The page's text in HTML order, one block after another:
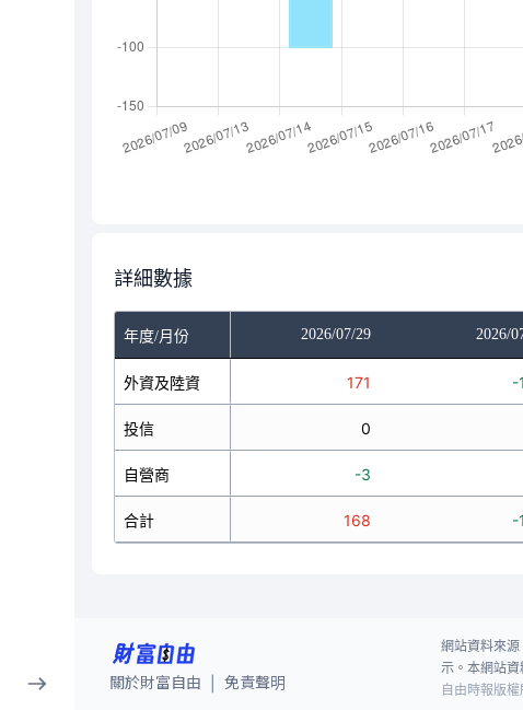
詳細數據
年度/月份
2026/07/28 2026/07/29 2026/
外資及陸資
投信
自營商
合計
188 171 -
0
-3
168 -
關於財富自由 免責聲明
網站資料來
示。本網站
自由時報版